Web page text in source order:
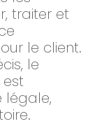
traiter et
le client.
le
légale,